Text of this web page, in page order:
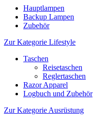
Hauptlampen
Backup Lampen
Zubehör
Zur Kategorie Lifestyle
Taschen
Reisetaschen
Reglertaschen
Razor Apparel
Logbuch und Zubehör
Zur Kategorie Ausrüstung